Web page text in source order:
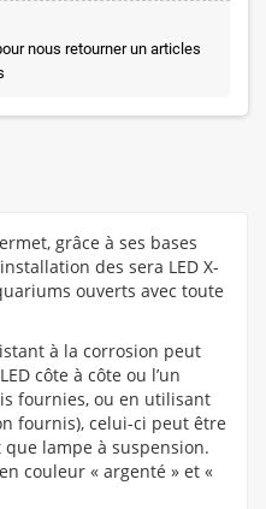
nous retourner un articles
grâce à ses bases
des sera LED X-
ouverts avec toute
à la corrosion peut
côte à côte ou l’un
fournies, ou en utilisant
fournis), celui-ci peut être
lampe à suspension.
couleur « argenté » et «